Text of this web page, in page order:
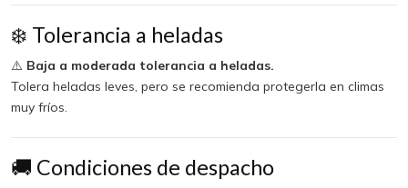
❄️ Tolerancia a heladas
⚠️ Baja a moderada tolerancia a heladas.
Tolera heladas leves, pero se recomienda protegerla en climas
muy fríos.
🚚 Condiciones de despacho